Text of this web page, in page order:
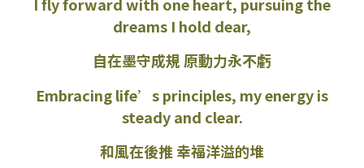
dreams I hold dear,
自在墨守成規 原動力永不虧
Embracing life’s principles, my energy is
steady and clear.
和風在後推 幸福洋溢的堆